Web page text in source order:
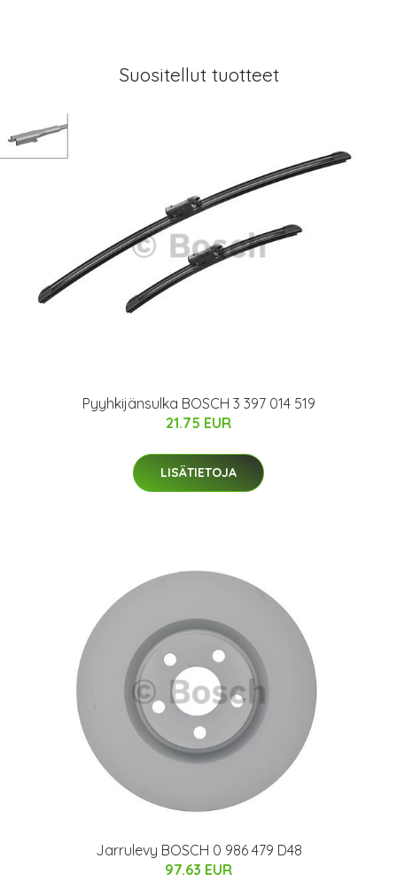
Suositellut tuotteet
Pyyhkijänsulka BOSCH 3 397 014 519
21.75 EUR
LISÄTIETOJA
Jarrulevy BOSCH 0 986 479 D48
97.63 EUR